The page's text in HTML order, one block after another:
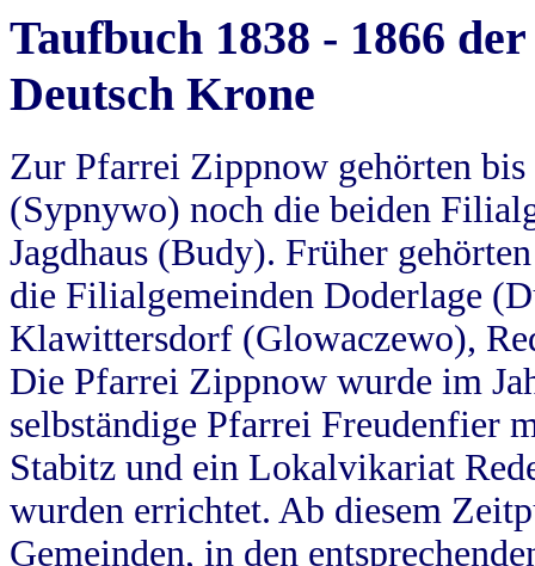
Taufbuch 1838 - 1866
Deutsch Krone
Zur Pfarrei Zippnow gehörten
(Sypnywo) noch die beiden
Jagdhaus (Budy). Früher
die Filialgemeinden Doderlage
Klawittersdorf (Glowaczewo),
Die Pfarrei Zippnow wurde im
selbständige Pfarrei Freudenfier
Stabitz und ein Lokalvikariat
wurden errichtet. Ab diesem
Gemeinden, in den